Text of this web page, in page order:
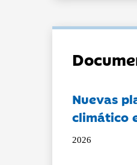
Nuevas
climático
2026